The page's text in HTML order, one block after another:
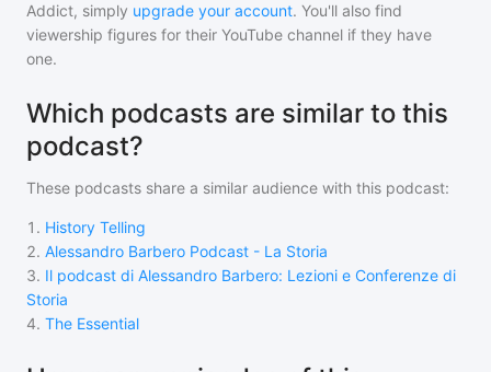
Addict, simply upgrade your account. You'll also find
viewership figures for their YouTube channel if they have
one.
Which podcasts are similar to this
podcast?
These podcasts share a similar audience with this podcast:
1 . History Telling
2. Alessandro Barbero Podcast - La Storia
3. Il podcast di Alessandro Barbero: Lezioni e Conferenze di
Storia
4. The Essential